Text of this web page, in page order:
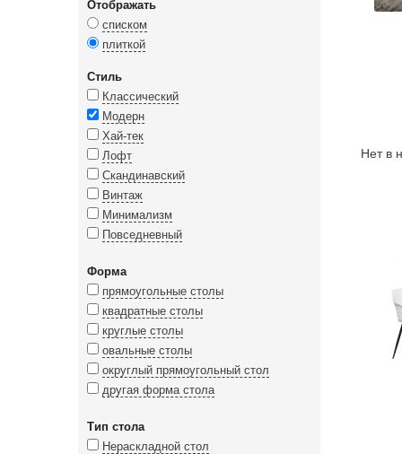
Отображать
списком
плиткой
Стиль
Классический
Модерн
Хай-тек
Лофт
Скандинавский
Винтаж
Минимализм
Повседневный
Форма
прямоугольные столы
квадратные столы
круглые столы
овальные столы
округлый прямоугольный стол
другая форма стола
Тип стола
Нераскладной стол
Нет в